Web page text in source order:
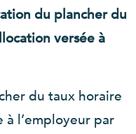
du plancher du
versée à
du taux horaire
à l’employeur par